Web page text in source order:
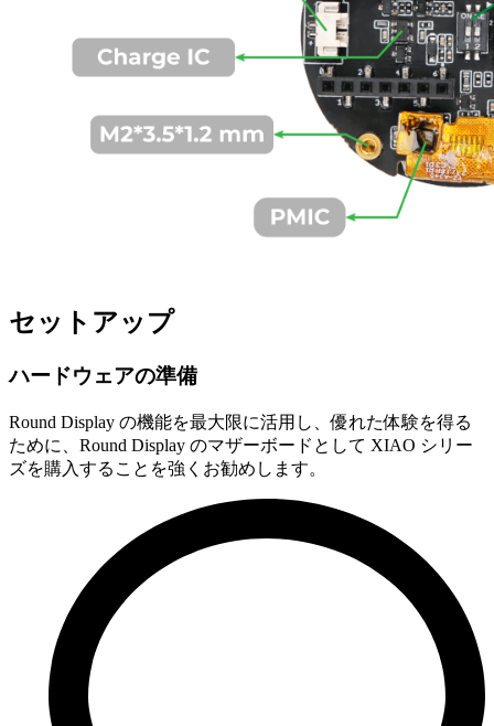
セットアップ
ハードウェアの準備
Round Display の機能を最大限に活用し、優れた体験を得る
ために、Round Display のマザーボードとして XIAO シリー
ズを購入することを強くお勧めします。